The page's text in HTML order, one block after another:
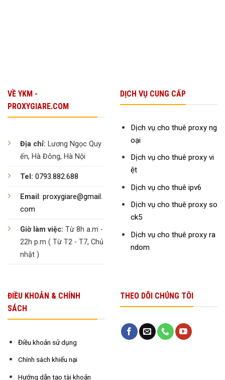
VỀ YKM -
PROXYGIARE.COM
Địa chỉ: Lương Ngọc Quy
ến, Hà Đông, Hà Nội
Tel: 0793.882.688
Email : proxygiare@gmail.
com
Giờ làm việc: Từ 8h a.m -
22h p.m ( Từ T2 - T7, Chủ
nhật )
DỊCH VỤ CUNG CẤP
Dịch vụ cho thuê proxy ng
oại
Dịch vụ cho thuê proxy vi
ệt
Dịch vụ cho thuê ipv6
Dịch vụ cho thuê proxy so
ck5
Dịch vụ cho thuê proxy ra
ndom
ĐIỀU KHOẢN & CHÍNH
SÁCH
Điều khoản sử dụng
Chính sách khiếu nại
Hướng dẫn tạo tài khoản
THEO DÕI CHÚNG TÔI